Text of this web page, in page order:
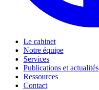
Le cabinet
Notre équipe
Services
Publications et actualités
Ressources
Contact